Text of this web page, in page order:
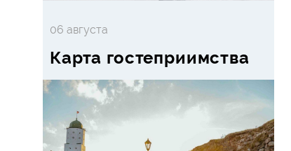
06 августа
Карта гостеприимства